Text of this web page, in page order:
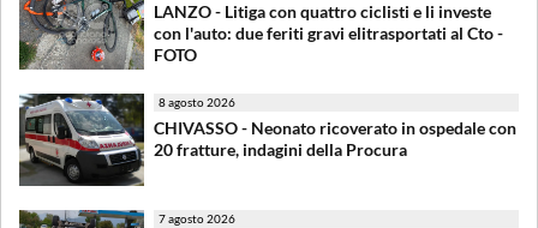
LANZO - Litiga con quattro ciclisti e li investe
con l'auto: due feriti gravi elitrasportati al Cto -
FOTO
8 agosto 2026
CHIVASSO - Neonato ricoverato in ospedale con
20 fratture, indagini della Procura
7 agosto 2026